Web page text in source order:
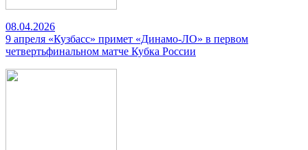
08.04.2026
9 апреля «Кузбасс» примет «Динамо-ЛО» в первом
четвертьфинальном матче Кубка России